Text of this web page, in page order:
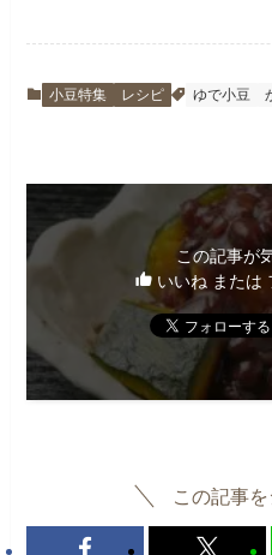
小豆特集 レシピ ゆで小豆
この記事が
いいね または
この記事